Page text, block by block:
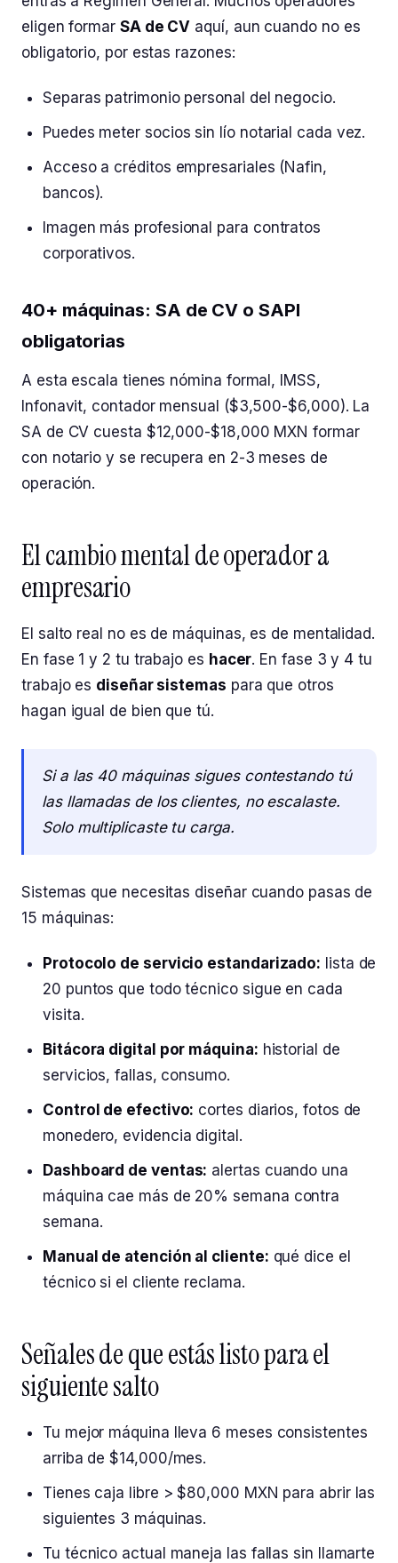
eligen formar SA de CV aquí, aun cuando no es
obligatorio, por estas razones:
Separas patrimonio personal del negocio.
Puedes meter socios sin lío notarial cada vez.
Acceso a créditos empresariales (Nafin,
bancos).
Imagen más profesional para contratos
corporativos.
40+ máquinas: SA de CV o SAPI
obligatorias
A esta escala tienes nómina formal, IMSS,
Infonavit, contador mensual ($3,500-$6,000). La
SA de CV cuesta $12,000-$18,000 MXN formar
con notario y se recupera en 2-3 meses de
operación.
El cambio mental de operador a
empresario
El salto real no es de máquinas, es de mentalidad.
En fase 1 y 2 tu trabajo es hacer. En fase 3 y 4 tu
trabajo es diseñar sistemas para que otros
hagan igual de bien que tú.
Si a las 40 máquinas sigues contestando tú
las llamadas de los clientes, no escalaste.
Solo multiplicaste tu carga.
Sistemas que necesitas diseñar cuando pasas de
15 máquinas:
Protocolo de servicio estandarizado: lista de
20 puntos que todo técnico sigue en cada
visita.
Bitácora digital por máquina: historial de
servicios, fallas, consumo.
Control de efectivo: cortes diarios, fotos de
monedero, evidencia digital.
Dashboard de ventas: alertas cuando una
máquina cae más de 20% semana contra
semana.
Manual de atención al cliente: qué dice el
técnico si el cliente reclama.
Señales de que estás listo para el
siguiente salto
Tu mejor máquina lleva 6 meses consistentes
arriba de $14,000/mes.
Tienes caja libre > $80,000 MXN para abrir las
siguientes 3 máquinas.
Tu técnico actual maneja las fallas sin llamarte